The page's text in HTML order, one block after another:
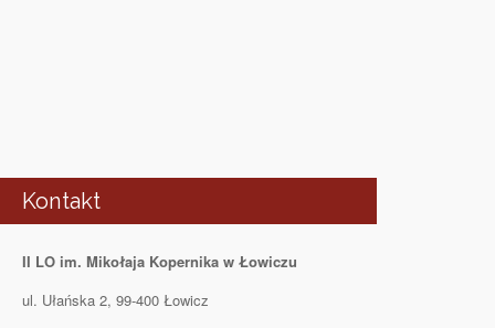
Kontakt
II LO im. Mikołaja Kopernika w Łowiczu
ul. Ułańska 2, 99-400 Łowicz